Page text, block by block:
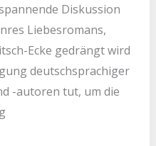
Diskussion
Liebesromans,
Ecke gedrängt wird
deutschsprachiger
-autoren tut, um die